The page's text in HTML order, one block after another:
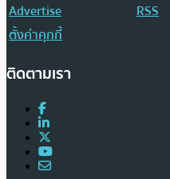
Advertise
RSS
ตั้งค่าคุกกี้
ติดตามเรา